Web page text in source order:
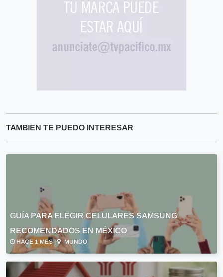
TAMBIEN TE PUEDO INTERESAR
GUÍA PARA ELEGIR CELULARES SAMSUNG
RECOMENDADOS EN MÉXICO
HACE 1 MES | MUNDO